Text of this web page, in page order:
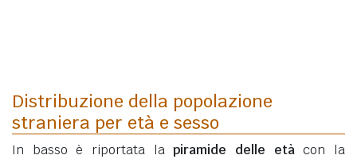
Distribuzione della popolazione
straniera per età e sesso
In basso è riportata lapiramide delle etàcon la